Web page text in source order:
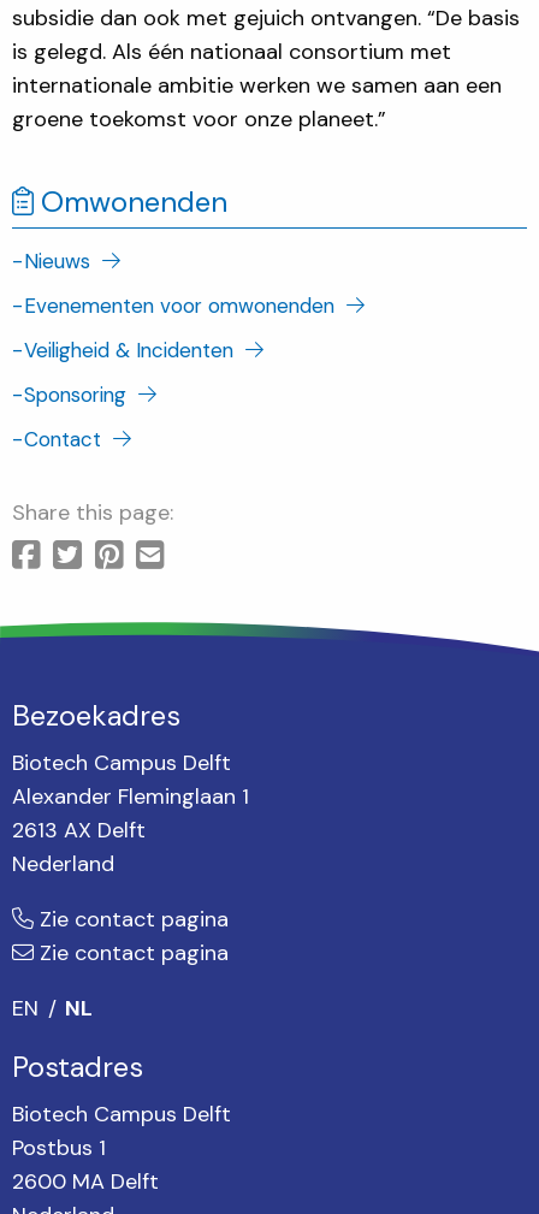
subsidie dan ook met gejuich ontvangen. “De basis
is gelegd. Als één nationaal consortium met
internationale ambitie werken we samen aan een
groene toekomst voor onze planeet.”
Omwonenden
-Nieuws
-Evenementen voor omwonenden
-Veiligheid & Incidenten
-Sponsoring
-Contact
Share this page:
Bezoekadres
Biotech Campus Delft
Alexander Fleminglaan 1
2613 AX Delft
Nederland
Zie contact pagina
Zie contact pagina
EN
NL
Postadres
Biotech Campus Delft
Postbus 1
2600 MA Delft